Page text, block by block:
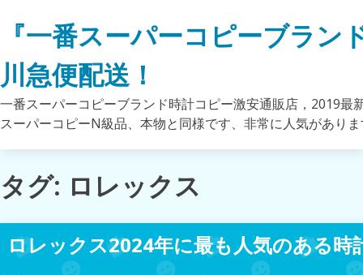
『一番スーパーコピーブラ
川急便配送！
一番スーパーコピーブランド時計コピー激安通販店，2019
スーパーコピーN級品、本物と同様です、非常に人気があり
タグ: ロレックス
ロレックス2024年に最も人気のある時